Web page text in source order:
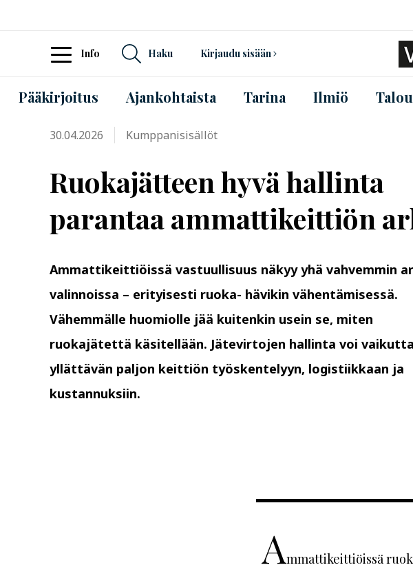
Info Haku Kirjaudu sisään
Pääkirjoitus Ajankohtaista Tarina Ilmiö
30.04.2026 Kumppanisisällöt
Ruokajätteen hyvä hallinta
parantaa ammattikeittiön
Ammattikeittiöissä vastuullisuus näkyy yhä vahvemmin
valinnoissa – erityisesti ruoka- hävikin vähentämisessä.
Vähemmälle huomiolle jää kuitenkin usein se, miten
ruokajätettä käsitellään. Jätevirtojen hallinta voi
yllättävän paljon keittiön työskentelyyn, logistiikkaan ja
kustannuksiin.
Ammattikeittiöissä